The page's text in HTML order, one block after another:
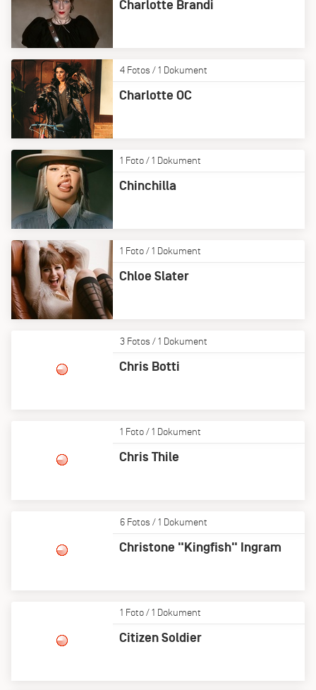
Charlotte Brandi
4 Fotos / 1 Dokument
Charlotte OC
1 Foto / 1 Dokument
Chinchilla
1 Foto / 1 Dokument
Chloe Slater
3 Fotos / 1 Dokument
Chris Botti
1 Foto / 1 Dokument
Chris Thile
6 Fotos / 1 Dokument
Christone "Kingfish" Ingram
1 Foto / 1 Dokument
Citizen Soldier